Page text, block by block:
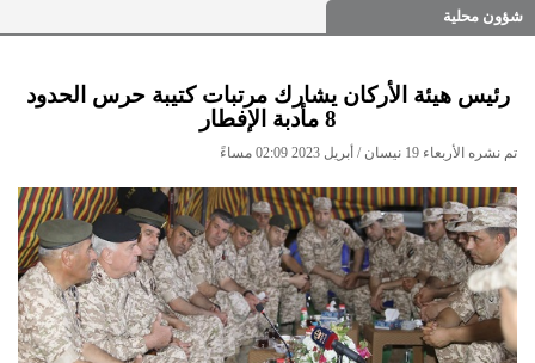
شؤون محلية
رئيس هيئة الأركان يشارك مرتبات كتيبة حرس الحدود
8 مأدبة الإفطار
تم نشره الأربعاء 19 نيسان / أبريل 2023 02:09 مساءً